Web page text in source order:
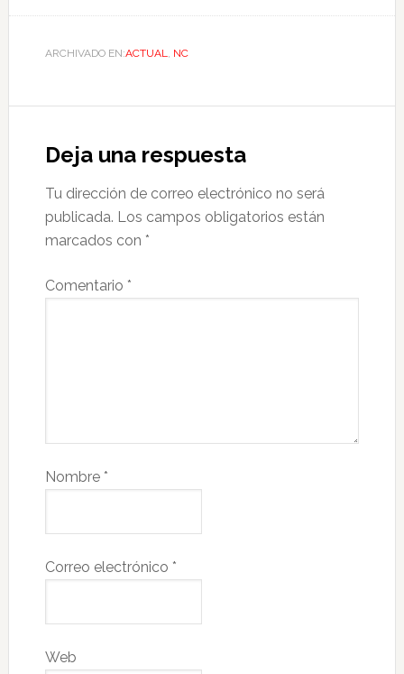
ARCHIVADO EN:ACTUAL, NC
Deja una respuesta
Tu dirección de correo electrónico no será
publicada. Los campos obligatorios están
marcados con *
Comentario *
Nombre *
Correo electrónico *
Web